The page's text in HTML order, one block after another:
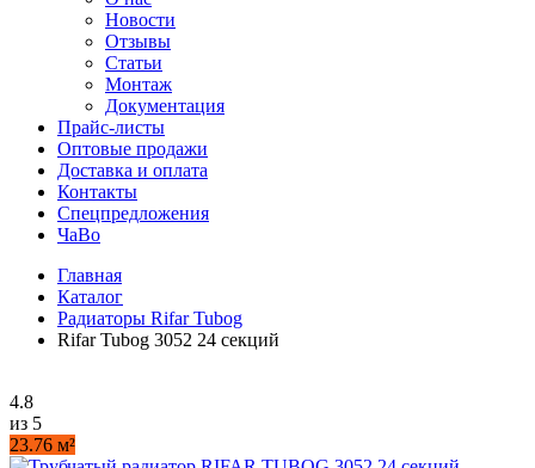
Новости
Отзывы
Статьи
Монтаж
Документация
Прайс-листы
Оптовые продажи
Доставка и оплата
Контакты
Спецпредложения
ЧаВо
Главная
Каталог
Радиаторы Rifar Tubog
Rifar Tubog 3052 24 секций
4.8
из 5
23.76 м²